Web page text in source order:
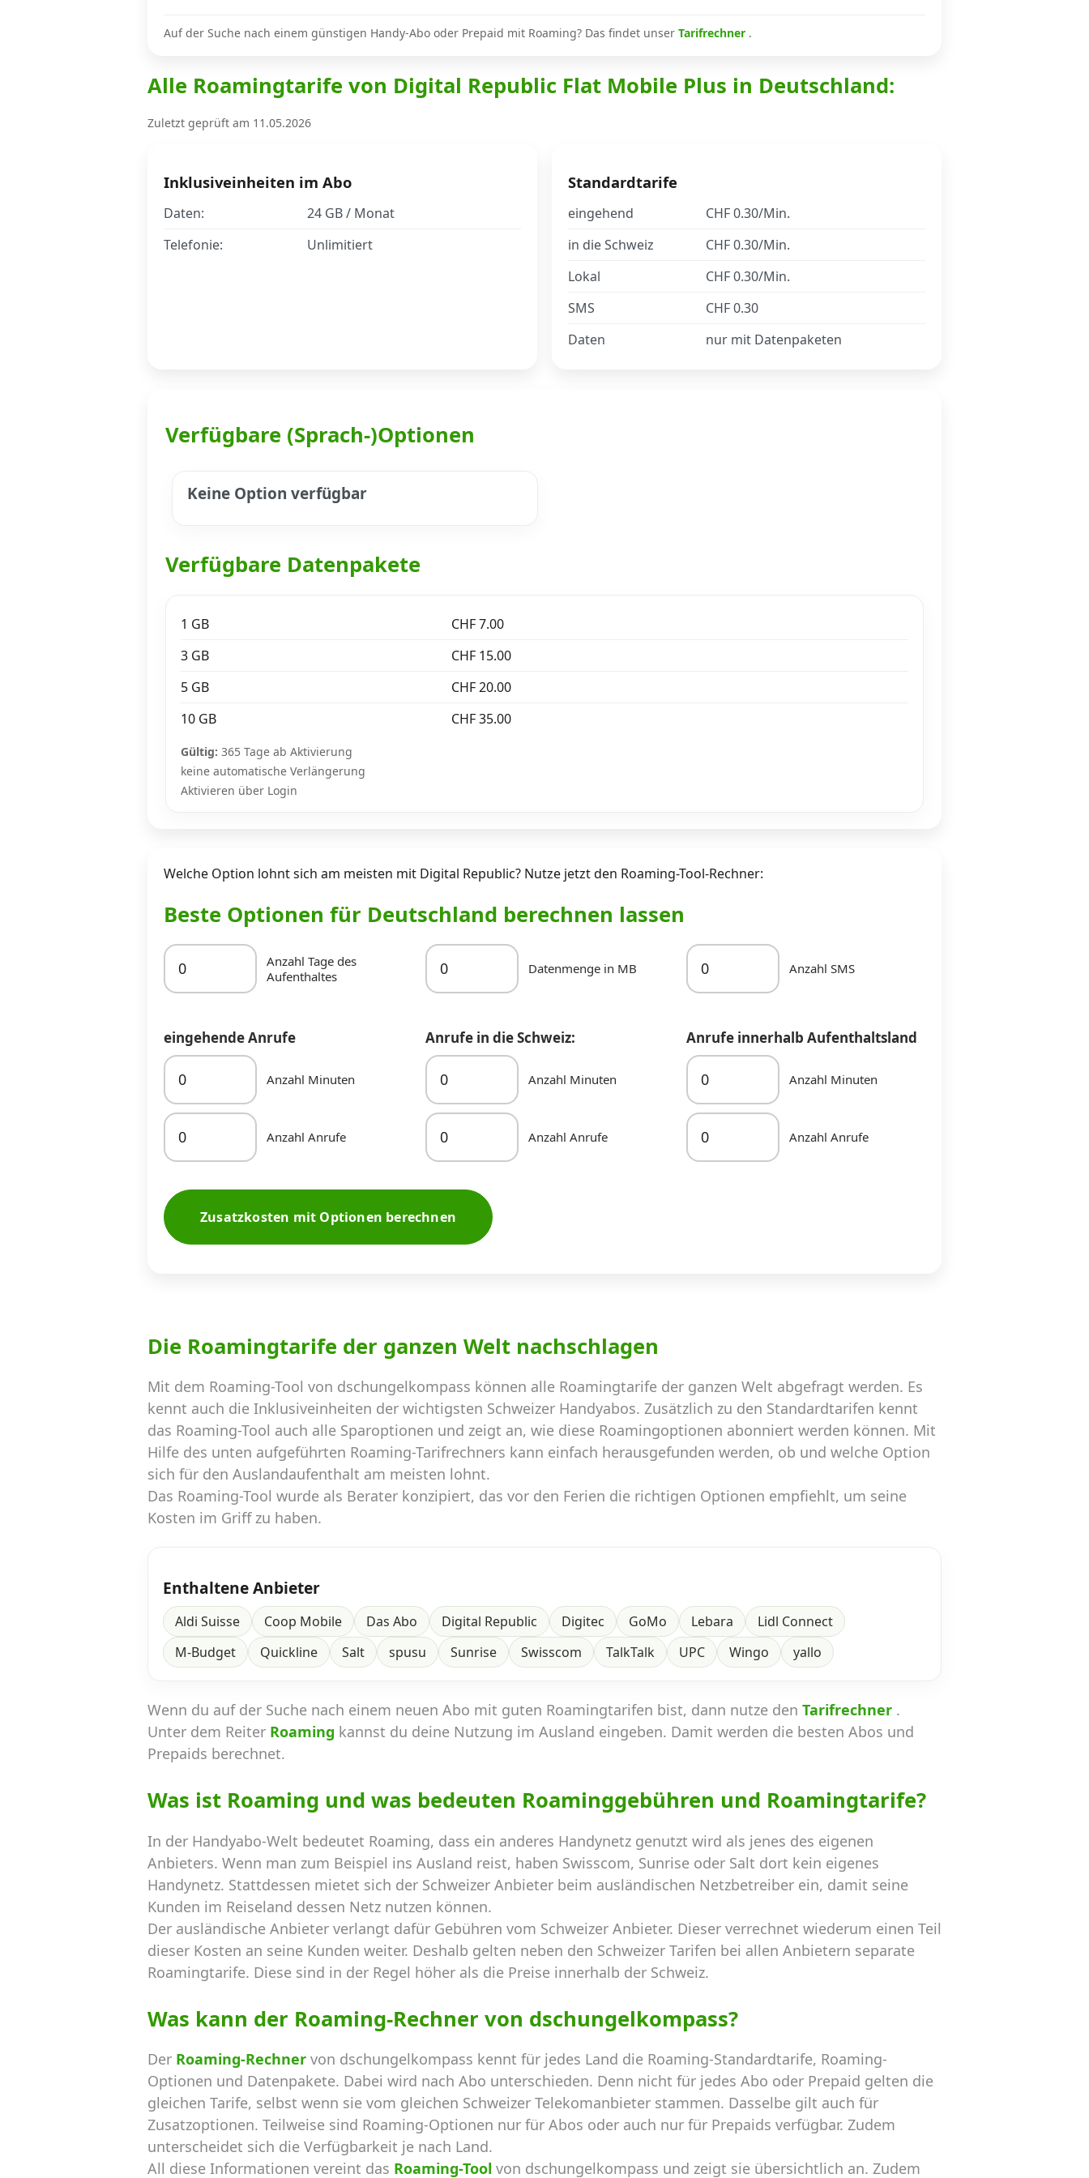
Auf der Suche nach einem günstigen Handy-Abo oder Prepaid mit Roaming? Das findet unser Tarifrechner .
Alle Roamingtarife von Digital Republic Flat Mobile Plus in Deutschland:
Zuletzt geprüft am 11.05.2026
Inklusiveinheiten im Abo
Daten:
24 GB / Monat
Telefonie:
Unlimitiert
Standardtarife
eingehend
CHF 0.30/Min.
in die Schweiz
CHF 0.30/Min.
Lokal
CHF 0.30/Min.
SMS
CHF 0.30
Daten
nur mit Datenpaketen
Verfügbare (Sprach-)Optionen
Keine Option verfügbar
Verfügbare Datenpakete
1 GB
CHF 7.00
3 GB
CHF 15.00
5 GB
CHF 20.00
10 GB
CHF 35.00
Gültig: 365 Tage ab Aktivierung
keine automatische Verlängerung
Aktivieren über Login
Welche Option lohnt sich am meisten mit Digital Republic? Nutze jetzt den Roaming-Tool-Rechner:
Beste Optionen für Deutschland berechnen lassen
Anzahl Tage des
Aufenthaltes
Datenmenge in MB Anzahl SMS
eingehende Anrufe
Anzahl Minuten
Anzahl Anrufe
Anrufe in die Schweiz:
Anzahl Minuten
Anzahl Anrufe
Anrufe innerhalb Aufenthaltsland
Anzahl Minuten
Anzahl Anrufe
Zusatzkosten mit Optionen berechnen
Die Roamingtarife der ganzen Welt nachschlagen
Mit dem Roaming-Tool von dschungelkompass können alle Roamingtarife der ganzen Welt abgefragt werden. Es
kennt auch die Inklusiveinheiten der wichtigsten Schweizer Handyabos. Zusätzlich zu den Standardtarifen kennt
das Roaming-Tool auch alle Sparoptionen und zeigt an, wie diese Roamingoptionen abonniert werden können. Mit
Hilfe des unten aufgeführten Roaming-Tarifrechners kann einfach herausgefunden werden, ob und welche Option
sich für den Auslandaufenthalt am meisten lohnt.
Das Roaming-Tool wurde als Berater konzipiert, das vor den Ferien die richtigen Optionen empfiehlt, um seine
Kosten im Griff zu haben.
Enthaltene Anbieter
Aldi Suisse Coop Mobile Das Abo Digital Republic Digitec GoMo Lebara
Lidl Connect
M-Budget
Quickline Salt spusu Sunrise Swisscom TalkTalk UPC Wingo yallo
Wenn du auf der Suche nach einem neuen Abo mit guten Roamingtarifen bist, dann nutze den Tarifrechner .
Unter dem Reiter Roaming kannst du deine Nutzung im Ausland eingeben. Damit werden die besten Abos und
Prepaids berechnet.
Was ist Roaming und was bedeuten Roaminggebühren und Roamingtarife?
In der Handyabo-Welt bedeutet Roaming, dass ein anderes Handynetz genutzt wird als jenes des eigenen
Anbieters. Wenn man zum Beispiel ins Ausland reist, haben Swisscom, Sunrise oder Salt dort kein eigenes
Handynetz. Stattdessen mietet sich der Schweizer Anbieter beim ausländischen Netzbetreiber ein, damit seine
Kunden im Reiseland dessen Netz nutzen können.
Der ausländische Anbieter verlangt dafür Gebühren vom Schweizer Anbieter. Dieser verrechnet wiederum einen Teil
dieser Kosten an seine Kunden weiter. Deshalb gelten neben den Schweizer Tarifen bei allen Anbietern separate
Roamingtarife. Diese sind in der Regel höher als die Preise innerhalb der Schweiz.
Was kann der Roaming-Rechner von dschungelkompass?
Der Roaming-Rechner von dschungelkompass kennt für jedes Land die Roaming-Standardtarife, Roaming-
Optionen und Datenpakete. Dabei wird nach Abo unterschieden. Denn nicht für jedes Abo oder Prepaid gelten die
gleichen Tarife, selbst wenn sie vom gleichen Schweizer Telekomanbieter stammen. Dasselbe gilt auch für
Zusatzoptionen. Teilweise sind Roaming-Optionen nur für Abos oder auch nur für Prepaids verfügbar. Zudem
unterscheidet sich die Verfügbarkeit je nach Land.
All diese Informationen vereint das Roaming-Tool von dschungelkompass und zeigt sie übersichtlich an. Zudem